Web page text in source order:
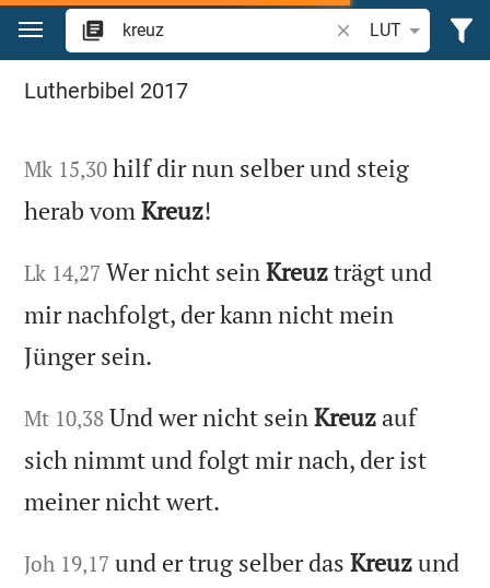
Zum Inhalt springen
Bibelstelle oder
LUT
Suche "kreuz" in der Bibel
Lutherbibel 2017
Mk 15,30 hilf dir nun selber und steig
herab vomKreuz!
Lk 14,27 Wer nicht seinKreuzträgt und
mir nachfolgt, der kann nicht mein
Jünger sein.
Mt 10,38 Und wer nicht seinKreuz auf
sich nimmt und folgt mir nach, der ist
meiner nicht wert.
Joh 19,17 und er trug selber dasKreuzund